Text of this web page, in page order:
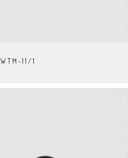
WTM-11/1